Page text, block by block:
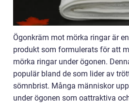
Ögonkräm mot mörka ringar är
produkt som formulerats för att
mörka ringar under ögonen.
populär bland de som lider av
sömnbrist. Många människor
under ögonen som oattraktiva